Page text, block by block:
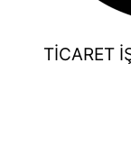
TİCARET